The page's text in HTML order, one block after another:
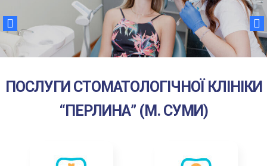
ПОСЛУГИ СТОМАТОЛОГІЧНОЇ КЛІНІКИ
“ПЕРЛИНА” (М. СУМИ)